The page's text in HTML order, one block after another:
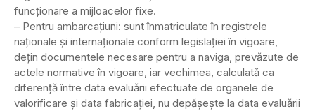
funcţionare a mijloacelor fixe.
– Pentru ambarcaţiuni: sunt înmatriculate în registrele
naţionale şi internaţionale conform legislaţiei în vigoare,
deţin documentele necesare pentru a naviga, prevăzute de
actele normative în vigoare, iar vechimea, calculată ca
diferenţă între data evaluării efectuate de organele de
valorificare şi data fabricaţiei, nu depăşeşte la data evaluării